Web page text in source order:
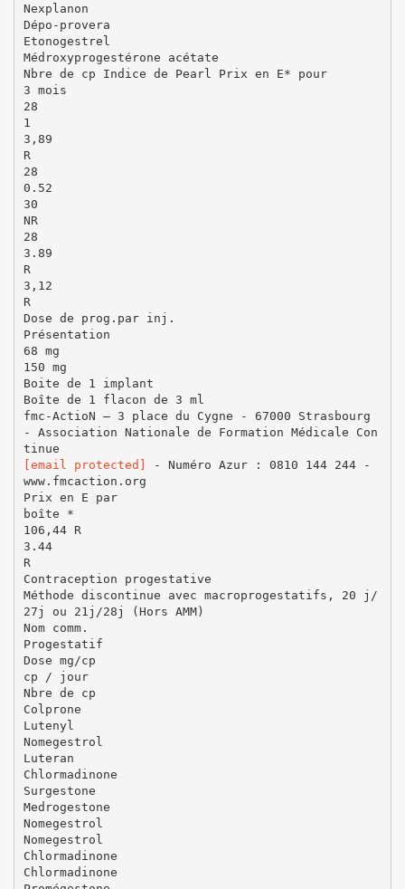
Nexplanon
Dépo-provera
Etonogestrel
Médroxyprogestérone acétate
Nbre de cp Indice de Pearl Prix en E* pour
3 mois
28
1
3,89
R
28
0.52
30
NR
28
3.89
R
3,12
R
Dose de prog.par inj.
Présentation
68 mg
150 mg
Boite de 1 implant
Boîte de 1 flacon de 3 ml
fmc-ActioN – 3 place du Cygne - 67000 Strasbourg
- Association Nationale de Formation Médicale Con
[email protected]
- Numéro Azur : 0810 144 244 -
www.fmcaction.org
Prix en E par
boîte *
106,44 R
3.44
R
Contraception progestative
Méthode discontinue avec macroprogestatifs, 20 j/
27j ou 21j/28j (Hors AMM)
Nom comm.
Progestatif
Dose mg/cp
cp / jour
Nbre de cp
Colprone
Lutenyl
Nomegestrol
Luteran
Chlormadinone
Surgestone
Medrogestone
Nomegestrol
Nomegestrol
Chlormadinone
Chlormadinone